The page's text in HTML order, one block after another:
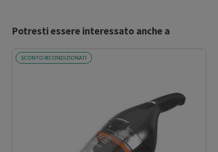
Potresti essere interessato anche a
SCONTO RICONDIZIONATI